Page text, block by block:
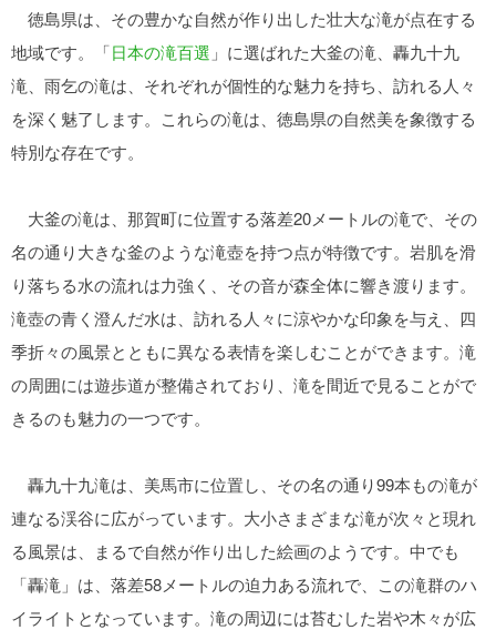
徳島県は、その豊かな自然が作り出した壮大な滝が点在する
地域です。「日本の滝百選 」に選ばれた大釜の滝、轟九十九
滝、雨乞の滝は、それぞれが個性的な魅力を持ち、訪れる人々
を深く魅了します。これらの滝は、徳島県の自然美を象徴する
特別な存在です。
大釜の滝は、那賀町に位置する落差20メートルの滝で、その
名の通り大きな釜のような滝壺を持つ点が特徴です。岩肌を滑
り落ちる水の流れは力強く、その音が森全体に響き渡ります。
滝壺の青く澄んだ水は、訪れる人々に涼やかな印象を与え、四
季折々の風景とともに異なる表情を楽しむことができます。滝
の周囲には遊歩道が整備されており、滝を間近で見ることがで
きるのも魅力の一つです。
轟九十九滝は、美馬市に位置し、その名の通り99本もの滝が
連なる渓谷に広がっています。大小さまざまな滝が次々と現れ
る風景は、まるで自然が作り出した絵画のようです。中でも
「轟滝」は、落差58メートルの迫力ある流れで、この滝群のハ
イライトとなっています。滝の周辺には苔むした岩や木々が広